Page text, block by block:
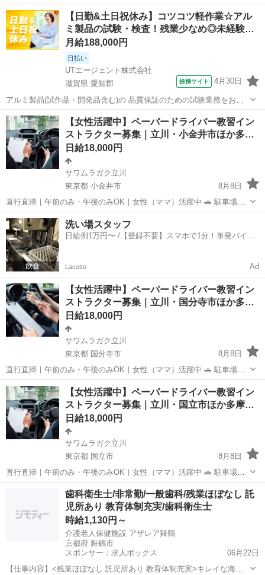
眠っている「車」と あなたの運転経験を、安心と収入に変えません
か？ 「運転が怖い」「自信がない」 そんな不安を抱える方に寄り添
い、 “できな...
東京 立川市 インストラクター ペーパードライバー
【日勤&土日祝休み】コツコツ軽作業☆アル
ミ製品の試験・検査！残業少なめ◎未経験…
月給188,000円
日払い
UTエージェント株式会社
滋賀県 愛知郡
提携サイト 4月30日
アルミ製品(試作品・開発品含む)の 品質保証のための試験業務をお任
せします♪ ＜具体的には…？＞ ・アルミック容器完成品の凹みやキズ
の検査をする ・装置から出てきた製品に傷がないか確認する ・出来た
製品の個数を確認し梱包す...
滋賀 愛知郡 その他
【女性活躍中】ペーパードライバー教習イン
ストラクター募集｜立川・小金井市ほか多…
日給18,000円
サワムラガク立川
東京都 小金井市
8月8日
直行直帰｜午前のみ・午後のみOK｜女性（ママ）活躍中 🚗 駐車場で
眠っている「車」と あなたの運転経験を、安心と収入に変えません
か？ 「運転が怖い」「自信がない」 そんな不安を抱える方に寄り添
い、 “できな...
東京 小金井市 インストラクター
洗い場スタッフ
日給例1万円〜 /【登録不要】スマホで1分！単発バイト
Lacotto Ad
【女性活躍中】ペーパードライバー教習イン
ストラクター募集｜立川・国分寺市ほか多…
日給18,000円
サワムラガク立川
東京都 国分寺市
8月8日
直行直帰｜午前のみ・午後のみOK｜女性（ママ）活躍中 🚗 駐車場で
眠っている「車」と あなたの運転経験を、安心と収入に変えません
か？ 「運転が怖い」「自信がない」 そんな不安を抱える方に寄り添
い、 “できな...
東京 国分寺市 インストラクター ペーパードライバー
【女性活躍中】ペーパードライバー教習イン
ストラクター募集｜立川・国立市ほか多摩…
日給18,000円
サワムラガク立川
東京都 国立市
8月8日
直行直帰｜午前のみ・午後のみOK｜女性（ママ）活躍中 🚗 駐車場で
眠っている「車」と あなたの運転経験を、安心と収入に変えません
い、 “できな...
インストラクター ペーパードライバー
歯科衛生士/非常勤/一般歯科/残業ほぼなし 託
児所あり 教育体制充実/歯科衛生士
時給1,130円～
介護老人保健施設 アザレア舞鶴
京都府 舞鶴市
スポンサー：求人ボックス
06月22日
【仕事内容】<残業ほぼなし 託児所あり 教育体制充実>キレイな海景